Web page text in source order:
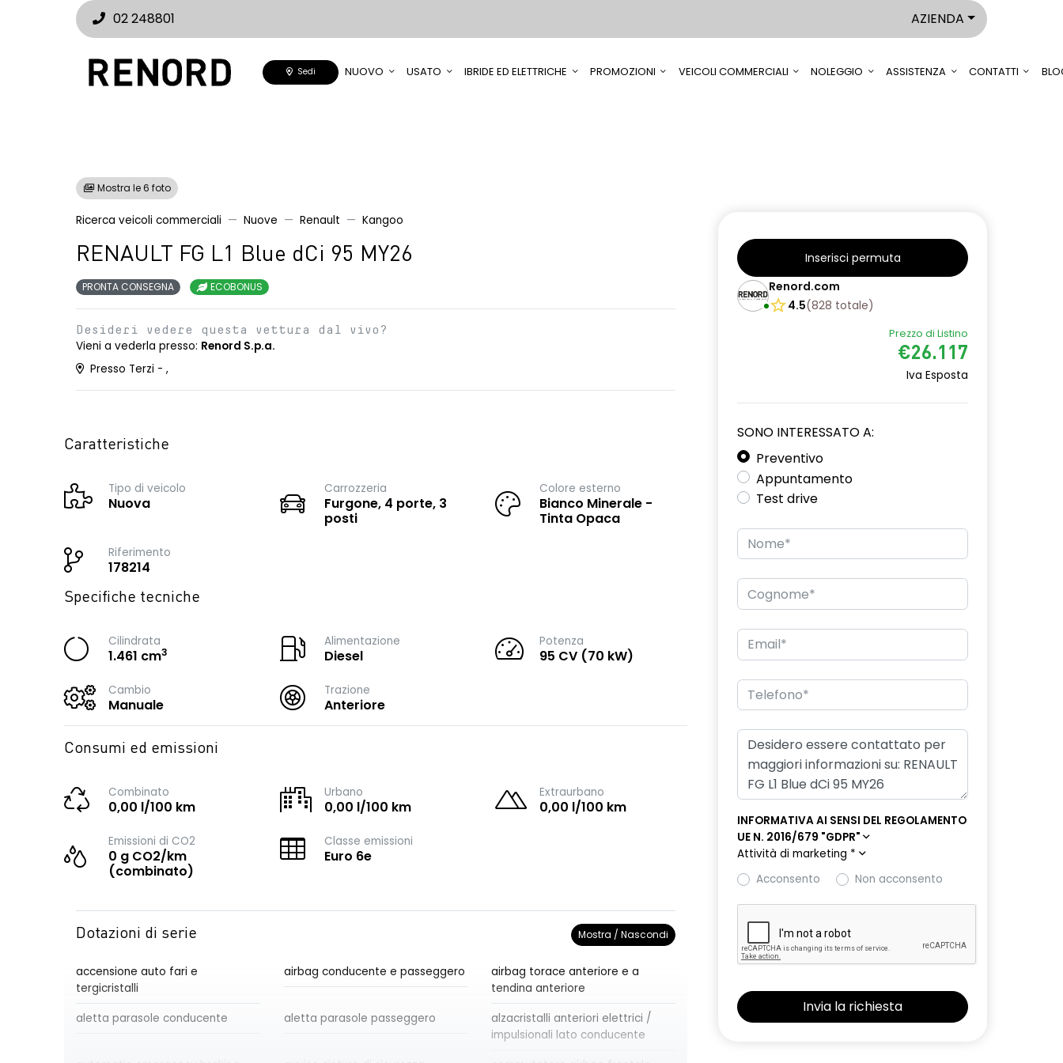
02 248801 AZIENDA
Sedi NUOVO USATO IBRIDE ED ELETTRICHE PROMOZIONI VEICOLI COMMERCIALI NOLEGGIO ASSISTENZA CONTATTI
Mostra le 6 foto
Ricerca veicoli commerciali Nuove Renault Kangoo
RENAULT FG L1 Blue dCi 95 MY26
PRONTA CONSEGNA ECOBONUS
Desideri vedere questa vettura dal vivo?
Vieni a vederla presso: Renord S.p.a.
Presso Terzi - ,
Caratteristiche
Tipo di veicolo
Nuova
Carrozzeria
Furgone, 4 porte, 3
posti
Colore esterno
Bianco Minerale -
Tinta Opaca
Riferimento
178214
Specifiche tecniche
Cilindrata
1.461 cm3
Alimentazione
Diesel
Potenza
95 CV (70 kW)
Cambio
Manuale
Trazione
Anteriore
Consumi ed emissioni
Combinato
0,00 l/100 km
Urbano
0,00 l/100 km
Extraurbano
0,00 l/100 km
Emissioni di CO2
0 g CO2/km
(combinato)
Classe emissioni
Euro 6e
Dotazioni di serie Mostra / Nascondi
accensione auto fari e
tergicristalli
airbag conducente e passeggero
airbag torace anteriore e a
tendina anteriore
aletta parasole conducente
aletta parasole passeggero
alzacristalli anteriori elettrici /
impulsionali lato conducente
Inserisci permuta
Renord.com
4.5(828 totale)
Prezzo di Listino
€26.117
Iva Esposta
SONO INTERESSATO A:
Preventivo
Appuntamento
Test drive
INFORMATIVA AI SENSI DEL REGOLAMENTO
UE N. 2016/679 "GDPR"
Attività di marketing *
Acconsento
Non acconsento